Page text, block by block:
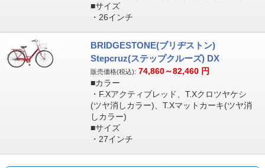
■サイズ
・26インチ
BRIDGESTONE(ブリヂストン)
Stepcruz(ステップクルーズ) DX
販売価格(税込): 74,860～82,460 円
■カラー
・F.Xアクティブレッド、T.Xクロツヤケシ
(ツヤ消しカラー)、T.Xマットカーキ(ツヤ消
しカラー)
■サイズ
・27インチ